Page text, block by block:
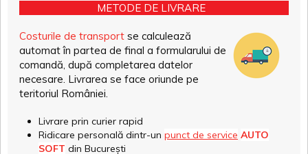
METODE DE LIVRARE
Costurile de transport se calculează
automat în partea de final a formularului de
comandă, după completarea datelor
necesare. Livrarea se face oriunde pe
teritoriul României.
Livrare prin curier rapid
Ridicare personală dintr-un punct de service AUTO
SOFT din București